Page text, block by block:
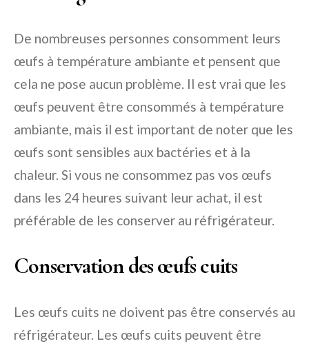
De nombreuses personnes consomment leurs
œufs à température ambiante et pensent que
cela ne pose aucun problème. Il est vrai que les
œufs peuvent être consommés à température
ambiante, mais il est important de noter que les
œufs sont sensibles aux bactéries et à la
chaleur. Si vous ne consommez pas vos œufs
dans les 24 heures suivant leur achat, il est
préférable de les conserver au réfrigérateur.
Conservation des œufs cuits
Les œufs cuits ne doivent pas être conservés au
réfrigérateur. Les œufs cuits peuvent être